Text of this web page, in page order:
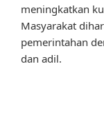
meningkatkan
Masyarakat
pemerintahan
dan adil.